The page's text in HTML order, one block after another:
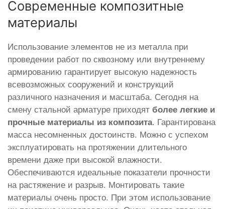
Современные композитные
материалы
Использование элементов не из металла при
проведении работ по сквозному или внутреннему
армированию гарантирует высокую надежность
всевозможных сооружений и конструкций
различного назначения и масштаба. Сегодня на
смену стальной арматуре приходят более легкие и
прочные материалы из композита. Гарантирована
масса несомненных достоинств. Можно с успехом
эксплуатировать на протяжении длительного
времени даже при высокой влажности.
Обеспечиваются идеальные показатели прочности
на растяжение и разрыв. Монтировать такие
материалы очень просто. При этом использование